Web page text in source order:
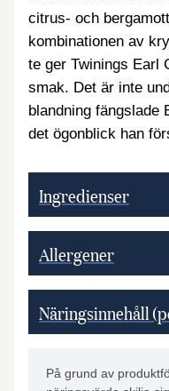
citrus- och
kombinationen av
te ger Twinings Earl
smak. Det är inte
blandning fängslade
det ögonblick han
Ingredienser
Allergener
Näringsinnehåll
På grund av